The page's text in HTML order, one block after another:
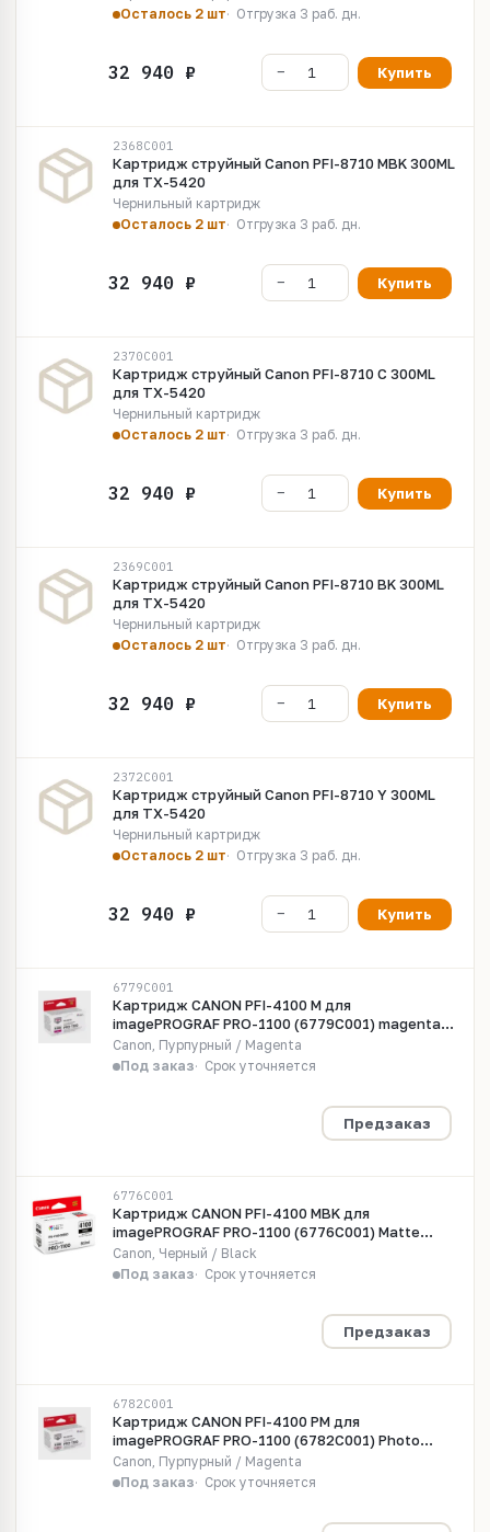
Осталось 2 шт
Отгрузка 3 раб. дн.
Купить
2368C001
Картридж струйный Canon PFI-8710 MBK 300ML
для TX-5420
Чернильный картридж
Осталось 2 шт
Отгрузка 3 раб. дн.
Купить
2370C001
Картридж струйный Canon PFI-8710 C 300ML
для TX-5420
Чернильный картридж
Осталось 2 шт
Отгрузка 3 раб. дн.
Купить
2369C001
Картридж струйный Canon PFI-8710 BK 300ML
для TX-5420
Чернильный картридж
Осталось 2 шт
Отгрузка 3 раб. дн.
Купить
2372C001
Картридж струйный Canon PFI-8710 Y 300ML
для TX-5420
Чернильный картридж
Осталось 2 шт
Отгрузка 3 раб. дн.
Купить
6779C001
Картридж CANON PFI-4100 M для
imagePROGRAF PRO-1100 (6779C001) magenta
80мл
Canon, Пурпурный / Magenta
Под заказ
Срок уточняется
Предзаказ
6776C001
Картридж CANON PFI-4100 MBK для
imagePROGRAF PRO-1100 (6776C001) Matte
Black 80мл
Canon, Черный / Black
Под заказ
Срок уточняется
Предзаказ
6782C001
Картридж CANON PFI-4100 PM для
imagePROGRAF PRO-1100 (6782C001) Photo
magenta 80мл
Canon, Пурпурный / Magenta
Под заказ
Срок уточняется